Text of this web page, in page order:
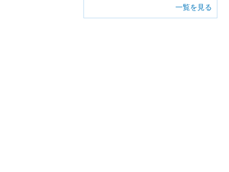
一覧を見る